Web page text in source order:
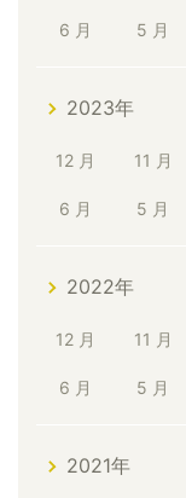
6 月 5 月
2023年
12 月 11 月
6 月 5 月
2022年
12 月 11 月
6 月 5 月
2021年